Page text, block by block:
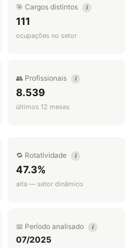
🎯 Cargos distintos i
111
ocupações no setor
👥 Profissionais i
8.539
últimos 12 meses
🔁 Rotatividade i
47.3%
alta — setor dinâmico
📅 Período analisado i
07/2025